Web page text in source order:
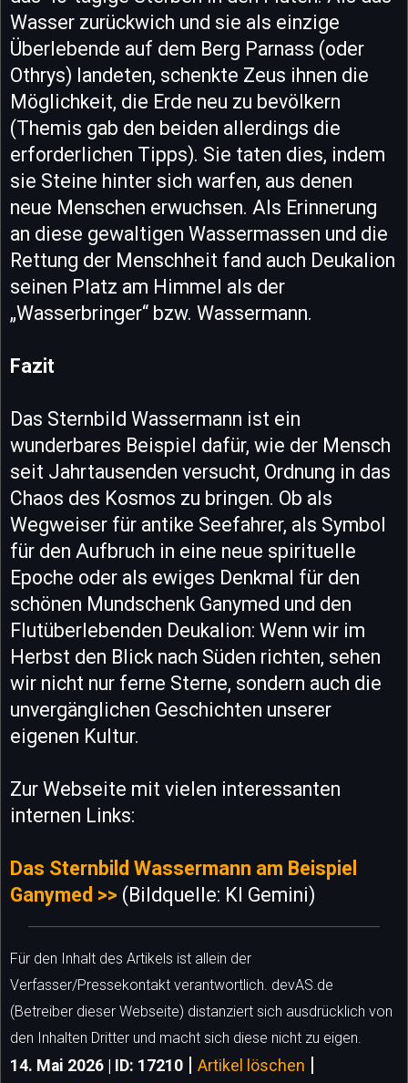
Wasser zurückwich und sie als einzige
Überlebende auf dem Berg Parnass (oder
Othrys) landeten, schenkte Zeus ihnen die
Möglichkeit, die Erde neu zu bevölkern
(Themis gab den beiden allerdings die
erforderlichen Tipps). Sie taten dies, indem
sie Steine hinter sich warfen, aus denen
neue Menschen erwuchsen. Als Erinnerung
an diese gewaltigen Wassermassen und die
Rettung der Menschheit fand auch Deukalion
seinen Platz am Himmel als der
„Wasserbringer“ bzw. Wassermann.
Fazit
Das Sternbild Wassermann ist ein
wunderbares Beispiel dafür, wie der Mensch
seit Jahrtausenden versucht, Ordnung in das
Chaos des Kosmos zu bringen. Ob als
Wegweiser für antike Seefahrer, als Symbol
für den Aufbruch in eine neue spirituelle
Epoche oder als ewiges Denkmal für den
schönen Mundschenk Ganymed und den
Flutüberlebenden Deukalion: Wenn wir im
Herbst den Blick nach Süden richten, sehen
wir nicht nur ferne Sterne, sondern auch die
unvergänglichen Geschichten unserer
eigenen Kultur.
Zur Webseite mit vielen interessanten
internen Links:
Das Sternbild Wassermann am Beispiel
Ganymed >> (Bildquelle: KI Gemini)
Für den Inhalt des Artikels ist allein der
Verfasser/Pressekontakt verantwortlich. devAS.de
(Betreiber dieser Webseite) distanziert sich ausdrücklich von
den Inhalten Dritter und macht sich diese nicht zu eigen.
14. Mai 2026 | ID: 17210 | Artikel löschen |